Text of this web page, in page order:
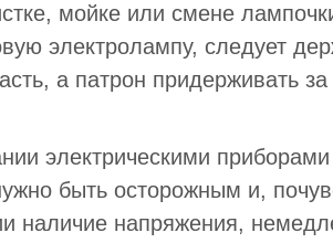
мойке или смене
электро­лампу, следует
а патрон придерживать
электрическими
быть осторожным и,
наличие напряжения,